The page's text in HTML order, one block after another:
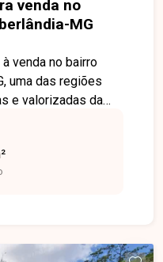
venda no
MG
venda no bairro
uma das regiões
e valorizadas da
clínicas, escolas,
serviços
clínicas,